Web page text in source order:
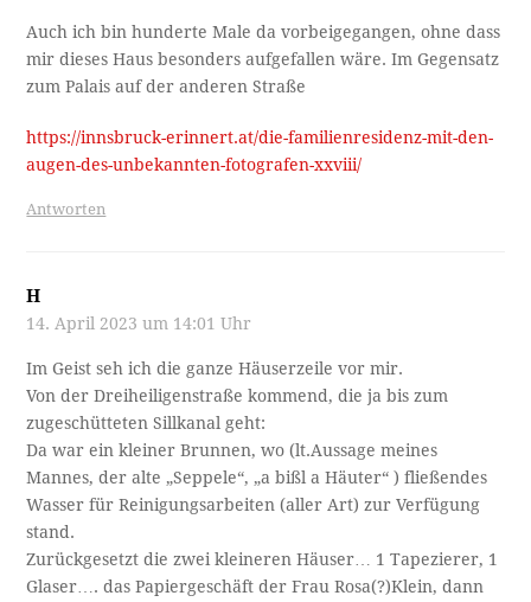
Auch ich bin hunderte Male da vorbeigegangen, ohne dass
mir dieses Haus besonders aufgefallen wäre. Im Gegensatz
zum Palais auf der anderen Straße
https://innsbruck-erinnert.at/die-familienresidenz-mit-den-
augen-des-unbekannten-fotografen-xxviii/
Antworten
H
14. April 2023 um 14:01 Uhr
Im Geist seh ich die ganze Häuserzeile vor mir.
Von der Dreiheiligenstraße kommend, die ja bis zum
zugeschütteten Sillkanal geht:
Da war ein kleiner Brunnen, wo (lt.Aussage meines
Mannes, der alte „Seppele“, „a bißl a Häuter“ ) fließendes
Wasser für Reinigungsarbeiten (aller Art) zur Verfügung
stand.
Zurückgesetzt die zwei kleineren Häuser… 1 Tapezierer, 1
Glaser…. das Papiergeschäft der Frau Rosa(?)Klein, dann